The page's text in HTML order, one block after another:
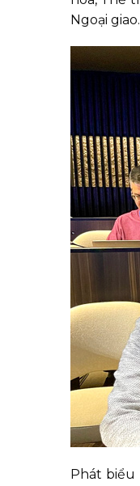
Ngoại giao.
Phát biểu